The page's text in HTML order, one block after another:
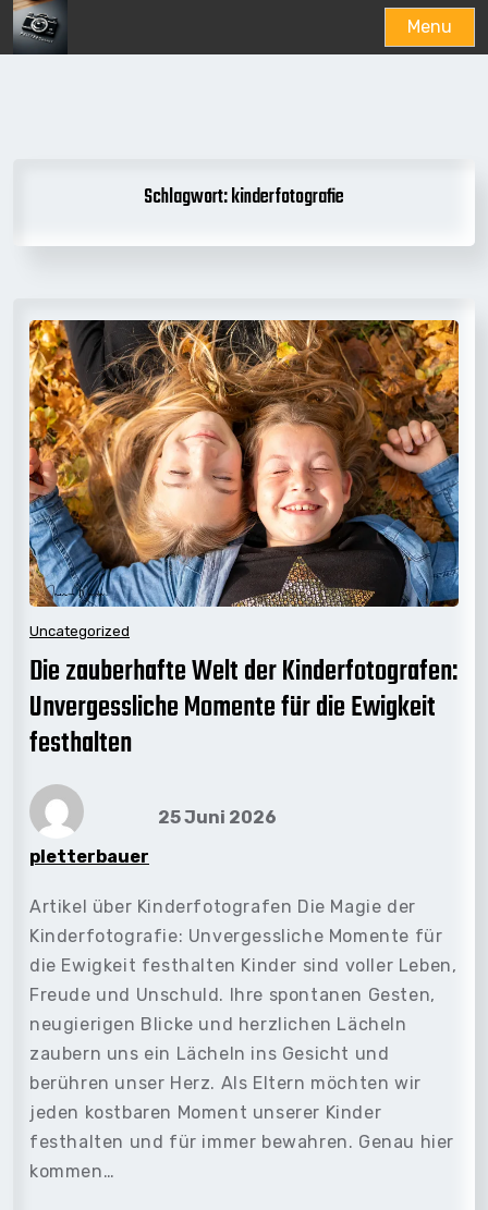
Menu
Schlagwort:kinderfotografie
Uncategorized
Die zauberhafte Welt der Kinderfotografen:
Unvergessliche Momente für die Ewigkeit
festhalten
pletterbauer
25 Juni 2026
Artikel über Kinderfotografen Die Magie der
Kinderfotografie: Unvergessliche Momente für
die Ewigkeit festhalten Kinder sind voller Leben,
Freude und Unschuld. Ihre spontanen Gesten,
neugierigen Blicke und herzlichen Lächeln
zaubern uns ein Lächeln ins Gesicht und
berühren unser Herz. Als Eltern möchten wir
jeden kostbaren Moment unserer Kinder
festhalten und für immer bewahren. Genau hier
kommen…